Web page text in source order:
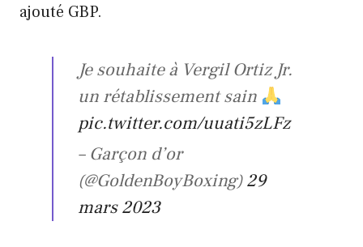
ajouté GBP.
Je souhaite à Vergil Ortiz Jr.
un rétablissement sain
pic.twitter.com/uuati5zLFz
– Garçon d’or
(@GoldenBoyBoxing)29
mars 2023